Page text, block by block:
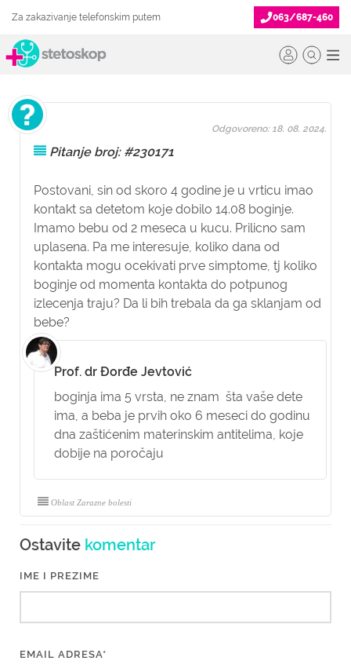
Za zakazivanje telefonskim putem 063/687-460
Pitanje broj: #230171
Postovani, sin od skoro 4 godine je u vrticu imao
kontakt sa detetom koje dobilo 14.08 boginje.
Imamo bebu od 2 meseca u kucu. Prilicno sam
uplasena. Pa me interesuje, koliko dana od
kontakta mogu ocekivati prve simptome, tj koliko
boginje od momenta kontakta do potpunog
izlecenja traju? Da li bih trebala da ga sklanjam od
bebe?
Odgovoreno: 18. 08. 2024.
Prof. dr Đorđe Jevtović
boginja ima 5 vrsta, ne znam šta vaše dete
ima, a beba je prvih oko 6 meseci do godinu
dna zaštićenim materinskim antitelima, koje
dobije na poročaju
Oblast Zarazne bolesti
Ostavite komentar
IME I PREZIME
EMAIL ADRESA*